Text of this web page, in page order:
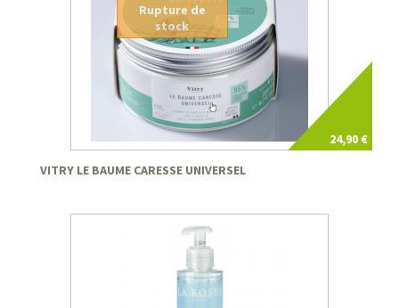
24,90 €
Rupture de
stock
VITRY LE BAUME CARESSE UNIVERSEL